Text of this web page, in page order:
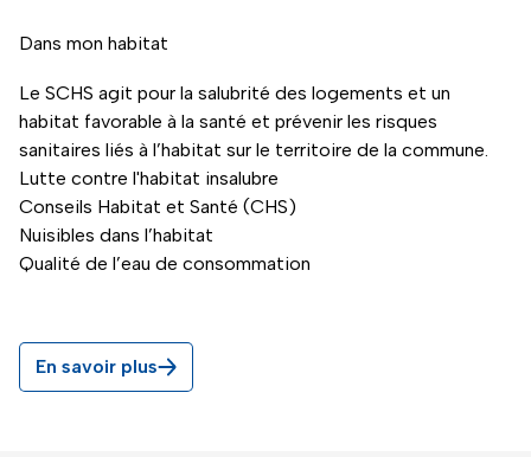
Dans mon habitat
Le SCHS agit pour la salubrité des logements et un
habitat favorable à la santé et prévenir les risques
sanitaires liés à l’habitat sur le territoire de la commune.
Lutte contre l'habitat insalubre
Conseils Habitat et Santé (CHS)
Nuisibles dans l’habitat
Qualité de l’eau de consommation
En savoir plus